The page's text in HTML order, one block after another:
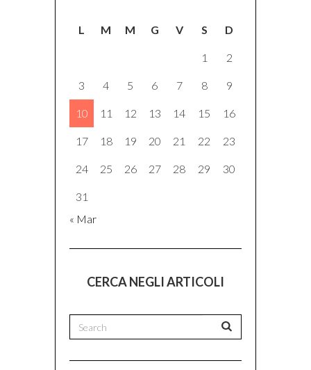
L M M G V S D
1 2
3 4 5 6 7 8 9
10 11 12 13 14 15 16
17 18 19 20 21 22 23
24 25 26 27 28 29 30
31
« Mar
CERCA NEGLI ARTICOLI